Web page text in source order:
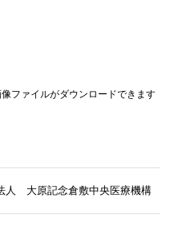
ファイルがダウンロードできます
人 大原記念倉敷中央医療機構 倉